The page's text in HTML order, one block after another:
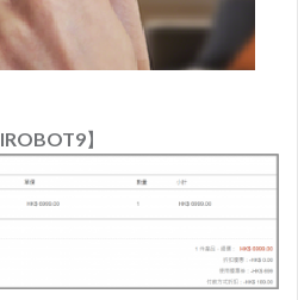
IROBOT9】